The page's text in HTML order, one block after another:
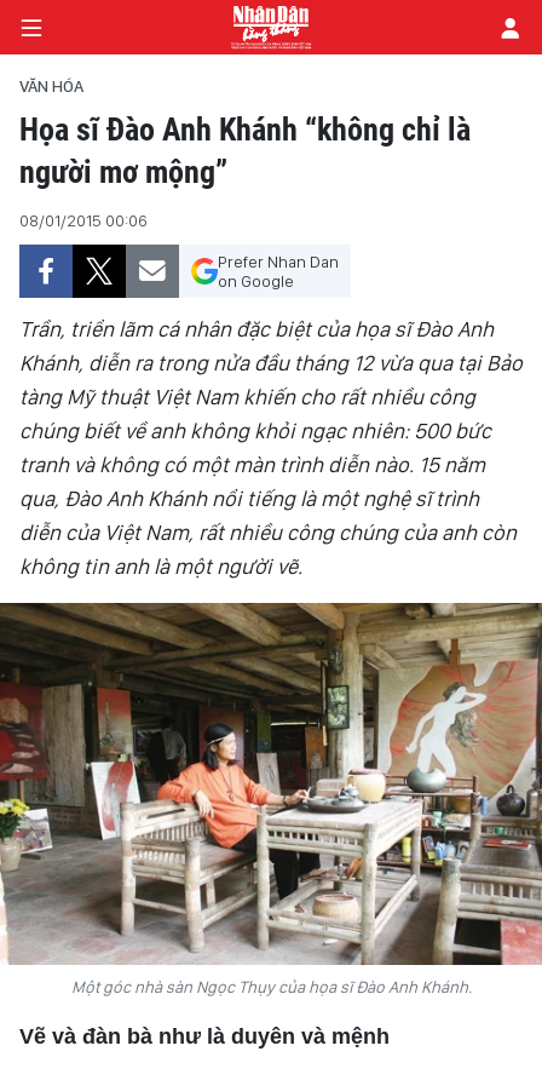
TRANG CHỦ
CHÍNH TRỊ
TIÊU ĐIỂM
ĐỜI SỐNG - XÃ HỘI
KHOA HỌC - GIÁO DỤC
AN NINH - XÃ HỘI
KINH TẾ
VĂN HÓA
THỂ THAO
QUỐC TẾ
NHÂN DÂN ĐIỆN TỬ
BÁO THỜI NAY
NHÂN DÂN CUỐI TUẦN
VĂN HÓA
Họa sĩ Đào Anh Khánh “không chỉ là
người mơ mộng”
08/01/2015 00:06
Prefer Nhan Dan
on Google
Trần, triển lãm cá nhân đặc biệt của họa sĩ Đào Anh
Khánh, diễn ra trong nửa đầu tháng 12 vừa qua tại Bảo
tàng Mỹ thuật Việt Nam khiến cho rất nhiều công
chúng biết về anh không khỏi ngạc nhiên: 500 bức
tranh và không có một màn trình diễn nào. 15 năm
qua, Đào Anh Khánh nổi tiếng là một nghệ sĩ trình
diễn của Việt Nam, rất nhiều công chúng của anh còn
không tin anh là một người vẽ.
Một góc nhà sàn Ngọc Thụy của họa sĩ Đào Anh Khánh.
Vẽ và đàn bà như là duyên và mệnh